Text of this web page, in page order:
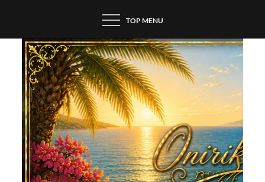
content
TOP MENU